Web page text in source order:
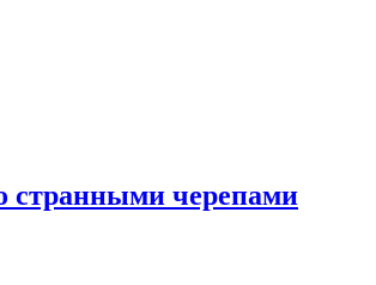
странными черепами